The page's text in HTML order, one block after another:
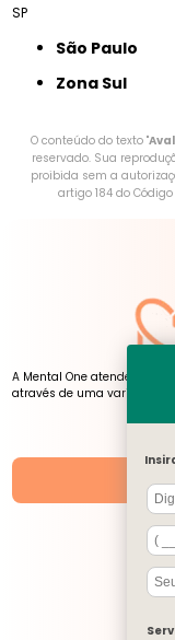
SP
São Paulo
Zona Sul
O conteúdo do texto "
reservado. Sua
proibida sem a
artigo 184 do
A Mental One atende
através de uma variedade